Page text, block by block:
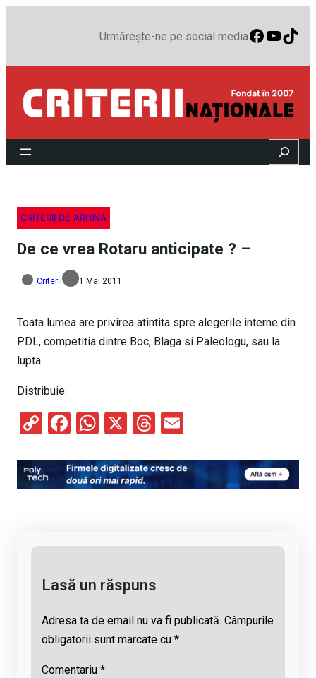
Urmărește-ne pe social media
Search
CRITERII DE ARHIVĂ
De ce vrea Rotaru anticipate ? –
Criterii 1 Mai 2011
Toata lumea are privirea atintita spre alegerile interne din
PDL, competitia dintre Boc, Blaga si Paleologu, sau la
lupta
Distribuie:
C
py
Li
F
ce
b
W
at
s
X
T
e
a
ail
Lasă un răspuns
Adresa ta de email nu va fi publicată. Câmpurile
obligatorii sunt marcate cu *
Comentariu *